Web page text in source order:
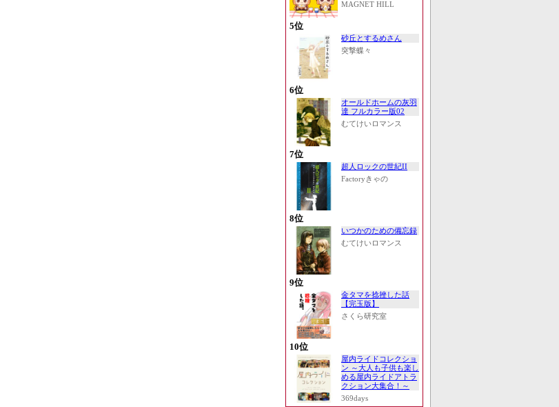
MAGNET HILL
5位
砂丘とするめさん
突撃蝶々
6位
オールドホームの灰羽
達 フルカラー版02
むてけいロマンス
7位
超人ロックの世紀II
Factoryきゃの
8位
いつかのための備忘録
むてけいロマンス
9位
金タマを捻挫した話
【完玉版】
さくら研究室
10位
屋内ライドコレクショ
ン ～大人も子供も楽し
める屋内ライドアトラ
クション大集合！～
369days